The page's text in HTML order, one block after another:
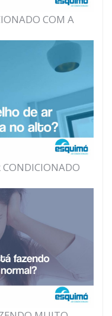
COM A
CONDICIONADO